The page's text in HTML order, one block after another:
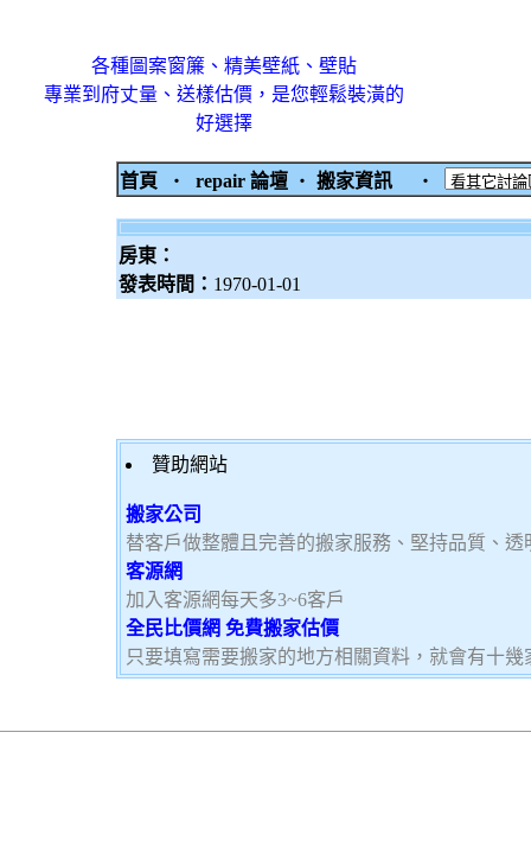
各種圖案窗簾、精美壁紙、壁貼
專業到府丈量、送樣估價，是您輕鬆裝潢的
好選擇
首頁 ‧ repair 論壇 ‧ 搬家資訊 ‧
房東：
發表時間： 1970-01-01
贊助網站
搬家公司
替客戶做整體且完善的搬家服務、堅持品質、
客源網
加入客源網每天多3~6客戶
全民比價網 免費搬家估價
只要填寫需要搬家的地方相關資料，就會有十